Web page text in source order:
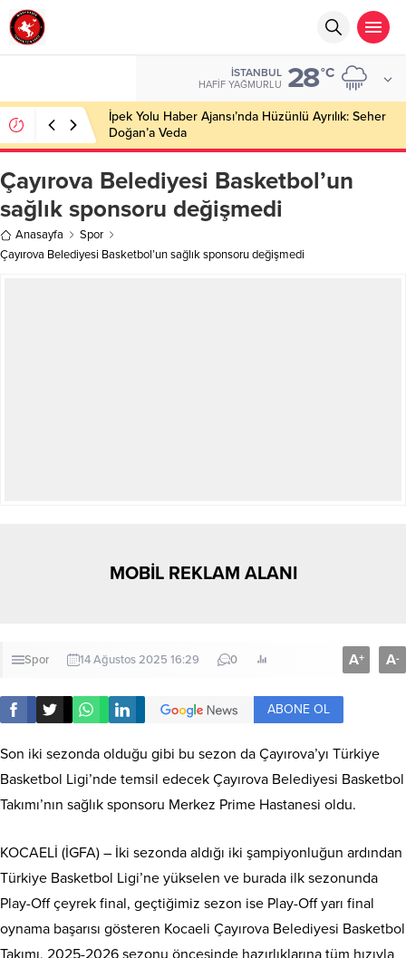
İSTANBUL
HAFIF YAĞMURLU 28°C
İpek Yolu Haber Ajansı’nda Hüzünlü Ayrılık: Seher
Doğan’a Veda
Çayırova Belediyesi Basketbol’un
sağlık sponsoru değişmedi
Anasayfa
Spor
Çayırova Belediyesi Basketbol’un sağlık sponsoru değişmedi
MOBİL REKLAM ALANI
Spor 14 Ağustos 2025 16:29 0 A+ A-
ABONE OL
Son iki sezonda olduğu gibi bu sezon da Çayırova’yı Türkiye
Basketbol Ligi’nde temsil edecek Çayırova Belediyesi Basketbol
Takımı’nın sağlık sponsoru Merkez Prime Hastanesi oldu.
KOCAELİ (İGFA) – İki sezonda aldığı iki şampiyonluğun ardından
Türkiye Basketbol Ligi’ne yükselen ve burada ilk sezonunda
Play-Off çeyrek final, geçtiğimiz sezon ise Play-Off yarı final
oynama başarısı gösteren Kocaeli Çayırova Belediyesi Basketbol